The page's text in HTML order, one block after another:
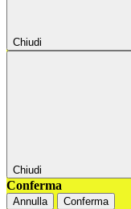
Chiudi
Chiudi
Conferma
Annulla Conferma